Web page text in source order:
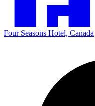
Four Seasons Hotel, Canada